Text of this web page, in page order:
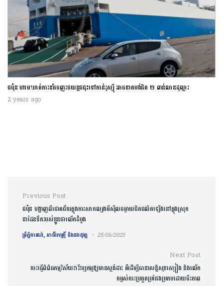
ជប៉ុន ហាមឃាត់ការនាំចេញរថយន្តជជុះទៅកាន់រុស្ស៊ី អាចខាតបង់ជិត ២ ពាន់លានដុល្លារ
2 years ago
Post navigation
Previous Post
ជប៉ុន បង្ហាញពីជោគជ័យក្នុងការសាកល្បងមីស៊ីលចម្ងាយជិតផលិតឡើងនៅក្នុងស្រុក
នាដែនទឹករបស់ខ្លួនជាលើកដំបូង
ព្រឹត្តិការណ៍, អាជីវកម្មថ្មី និងនវានុវត្ត 25/06/2025
Next Post
ការធ្វើពិពិធកម្មវិស័យវារីវប្បកម្មឱ្យមានស្តង់ដារ គឺដើម្បីធានាសន្តិសុខស្បៀង និងលើក
កម្ពស់ការប្រកួតប្រជែងប្រកបដោយចីរភាព